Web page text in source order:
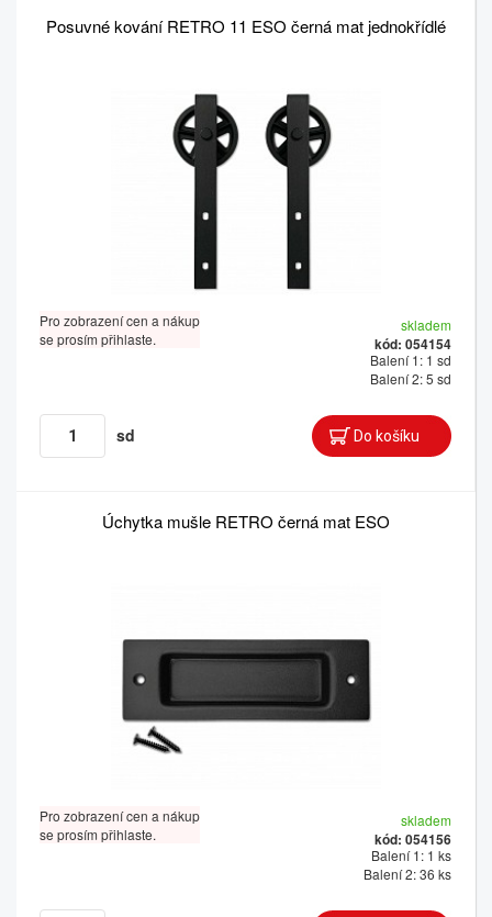
Posuvné kování RETRO 11 ESO černá mat jednokřídlé
Pro zobrazení cen a nákup
se prosím přihlaste.
skladem
kód: 054154
Balení 1: 1 sd
Balení 2: 5 sd
sd
Úchytka mušle RETRO černá mat ESO
Pro zobrazení cen a nákup
se prosím přihlaste.
skladem
kód: 054156
Balení 1: 1 ks
Balení 2: 36 ks